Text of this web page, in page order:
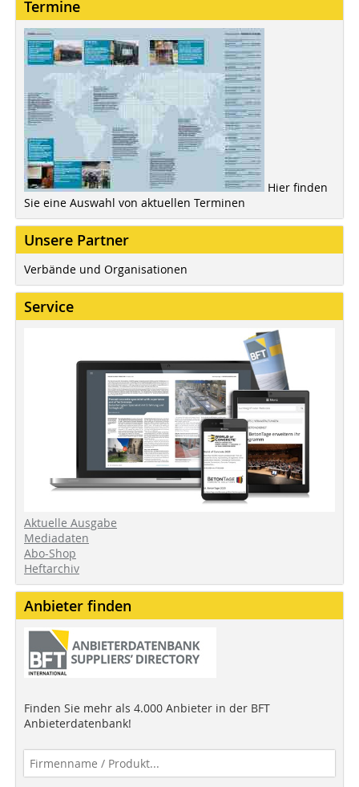
Termine
Hier finden
Sie eine Auswahl von aktuellen Terminen
Unsere Partner
Verbände und Organisationen
Service
Aktuelle Ausgabe
Mediadaten
Abo-Shop
Heftarchiv
Anbieter finden
Finden Sie mehr als 4.000 Anbieter in der BFT
Anbieterdatenbank!